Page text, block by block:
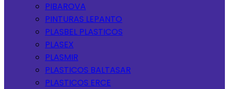
PIBAROVA
PINTURAS LEPANTO
PLASBEL PLASTICOS
PLASEX
PLASMIR
PLASTICOS BALTASAR
PLASTICOS ERCE